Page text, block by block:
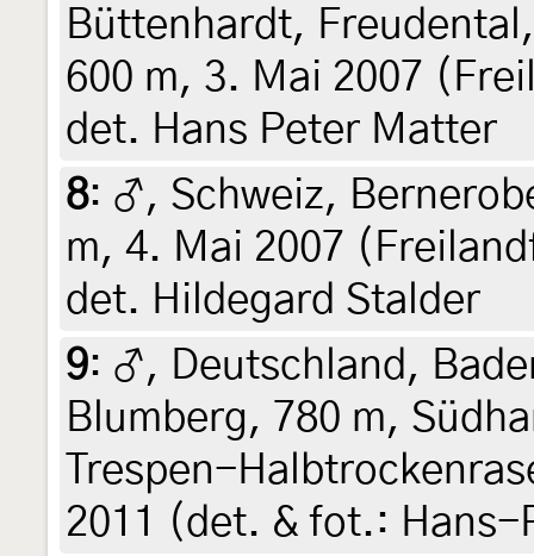
Büttenhardt,
600 m, 3. Mai 2007
det. Hans Peter Matter
8: ♂, Schweiz,
m, 4. Mai 2007
det. Hildegard Stalder
9: ♂, Deutschland,
Blumberg, 780 m,
Trespen-
2011 (det. & fot.: Hans-